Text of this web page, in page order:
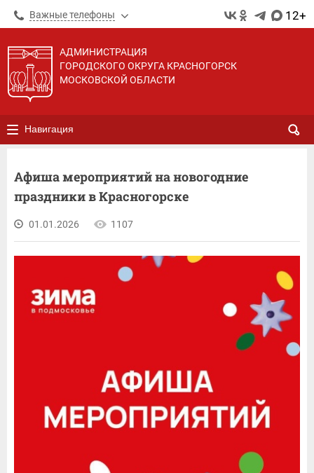
Важные телефоны 12+
АДМИНИСТРАЦИЯ
ГОРОДСКОГО ОКРУГА КРАСНОГОРСК
МОСКОВСКОЙ ОБЛАСТИ
Навигация
Афиша мероприятий на новогодние
праздники в Красногорске
01.01.2026 1107